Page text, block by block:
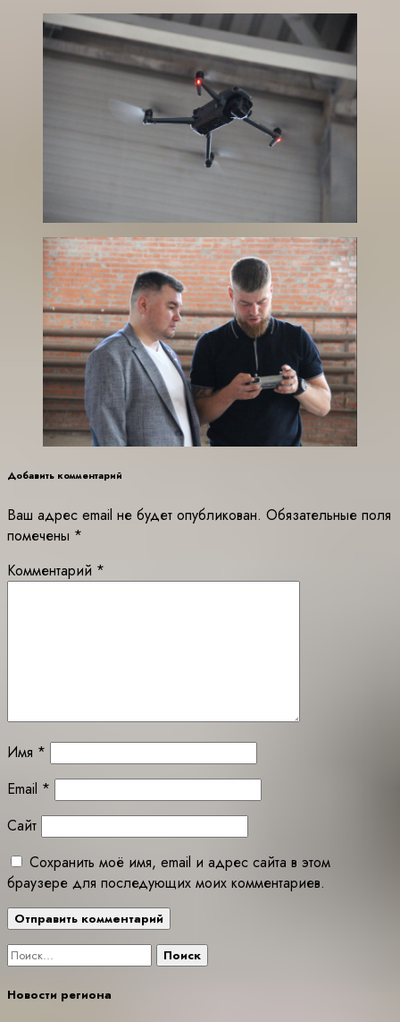
Добавить комментарий
Ваш адрес email не будет опубликован. Обязательные поля
помечены *
Комментарий *
Имя *
Email *
Сайт
Сохранить моё имя, email и адрес сайта в этом
браузере для последующих моих комментариев.
Найти:
Новости региона